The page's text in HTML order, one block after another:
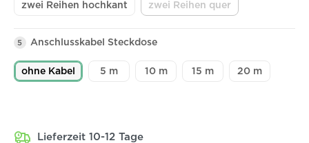
zwei Reihen hochkant zwei Reihen quer
(Diese Option ist zurzeit
5 Anschlusskabel Steckdose
ohne Kabel 5 m 10 m 15 m 20 m
Lieferzeit 10-12 Tage